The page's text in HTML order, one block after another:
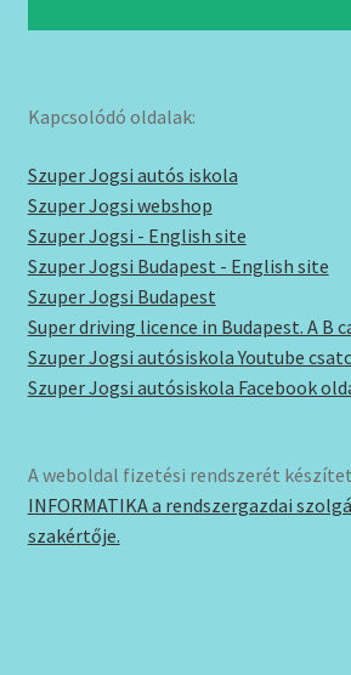
Kapcsolódó oldalak:
Szuper Jogsi autós iskola
Szuper Jogsi webshop
Szuper Jogsi - English site
Szuper Jogsi Budapest - English site
Szuper Jogsi Budapest
Super driving licence in Budapest. A B
Szuper Jogsi autósiskola Youtube
Szuper Jogsi autósiskola Facebook
A weboldal fizetési rendszerét
INFORMATIKA a rendszergazdai
szakértője.